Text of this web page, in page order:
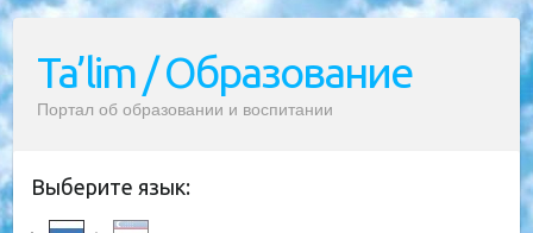
Ta’lim / Образование
Портал об образовании и воспитании
Выберите язык: